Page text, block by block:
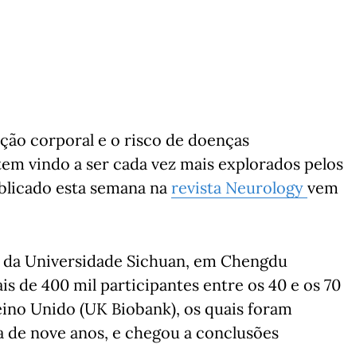
corporal e o risco de doenças
vindo a ser cada vez mais explorados pelos
esta semana na revista Neurology vem
Universidade Sichuan, em Chengdu
de 400 mil participantes entre os 40 e os 70
Unido (UK Biobank), os quais foram
nove anos, e chegou a conclusões